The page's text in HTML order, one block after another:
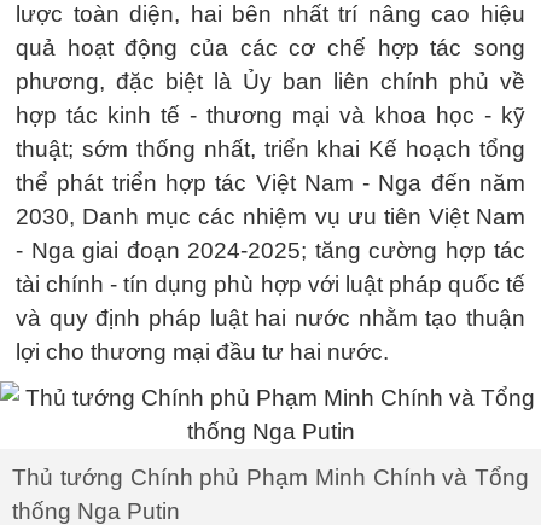
lược toàn diện, hai bên nhất trí nâng cao hiệu
quả hoạt động của các cơ chế hợp tác song
phương, đặc biệt là Ủy ban liên chính phủ về
hợp tác kinh tế - thương mại và khoa học - kỹ
thuật; sớm thống nhất, triển khai Kế hoạch tổng
thể phát triển hợp tác Việt Nam - Nga đến năm
2030, Danh mục các nhiệm vụ ưu tiên Việt Nam
- Nga giai đoạn 2024-2025; tăng cường hợp tác
tài chính - tín dụng phù hợp với luật pháp quốc tế
và quy định pháp luật hai nước nhằm tạo thuận
lợi cho thương mại đầu tư hai nước.
Thủ tướng Chính phủ Phạm Minh Chính và Tổng
thống Nga Putin